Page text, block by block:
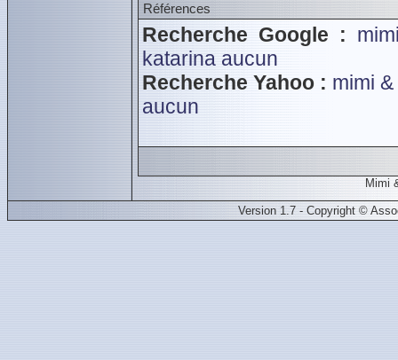
Références
Recherche Google :
katarina aucun
Recherche Yahoo : mimi
aucun
Mimi
Version 1.7 - Copyright ©